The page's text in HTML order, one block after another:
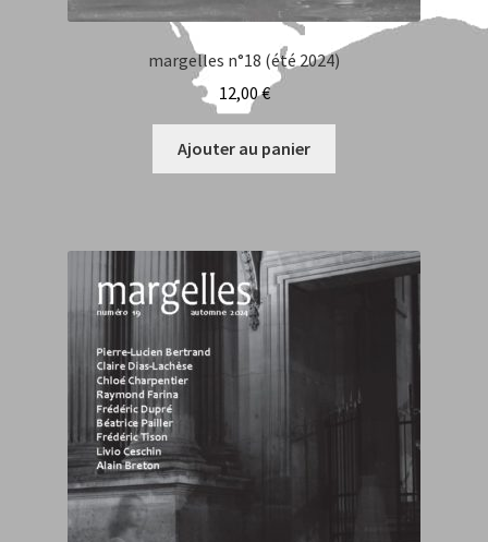
margelles n°18 (été 2024)
12,00€
Ajouter au panier